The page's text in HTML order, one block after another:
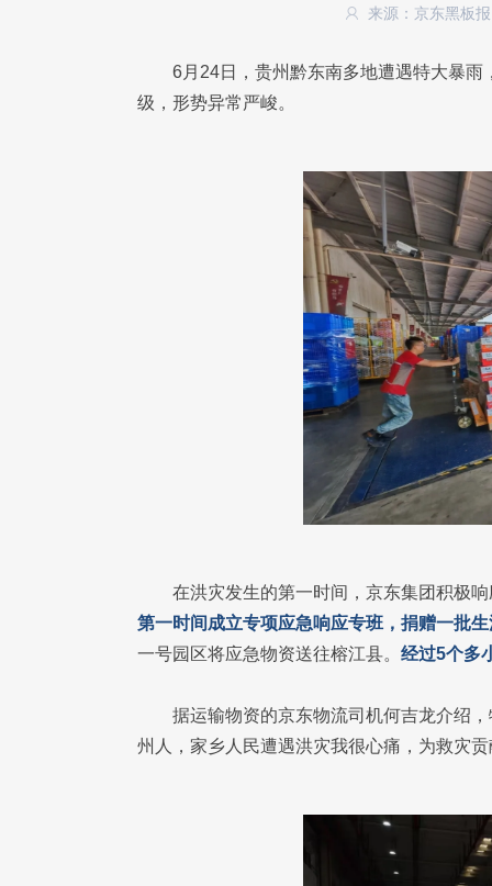
来源：京东黑板
6月24日，贵州黔东南多地遭遇特大暴
级，形势异常严峻。
在洪灾发生的第一时间，京东集团积极
第一时间成立专项应急响应专班，捐赠一批
一号园区将应急物资送往榕江县。 经过5个多
据运输物资的京东物流司机何吉龙介绍
州人，家乡人民遭遇洪灾我很心痛，为救灾